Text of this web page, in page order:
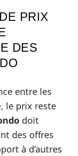
PRIX
DES
entre les
le prix reste
doit
des offres
à d’autres